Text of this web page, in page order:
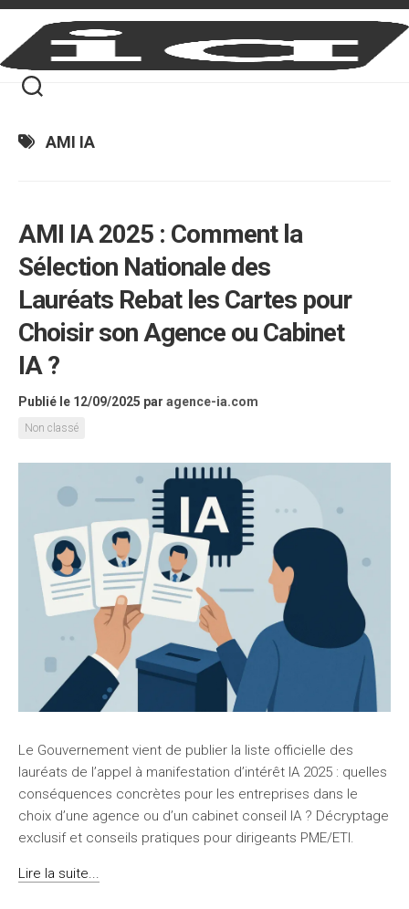
Skip
content
AMI IA
AMI IA 2025 : Comment la
Sélection Nationale des
Lauréats Rebat les Cartes pour
Choisir son Agence ou Cabinet
IA ?
Publié le 12/09/2025 par agence-ia.com
Non classé
Le Gouvernement vient de publier la liste officielle des
lauréats de l’appel à manifestation d’intérêt IA 2025 : quelles
conséquences concrètes pour les entreprises dans le
choix d’une agence ou d’un cabinet conseil IA ? Décryptage
exclusif et conseils pratiques pour dirigeants PME/ETI.
Lire la suite...